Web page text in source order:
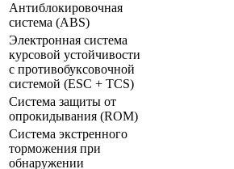
Антиблокировочная
система (ABS)
Электронная система
курсовой устойчивости
с противобуксовочной
системой (ESC + TCS)
Система защиты от
опрокидывания (ROM)
Система экстренного
торможения при
обнаружении